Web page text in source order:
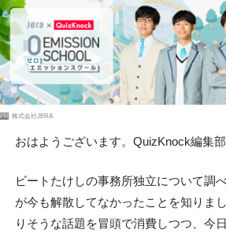
PR 株式会社JERA
おはようございます。QuizKnock編集部
ビートたけしの事務所独立について調
が今も解散してなかったことを知りま
りそうな話題を冒頭で消費しつつ、今